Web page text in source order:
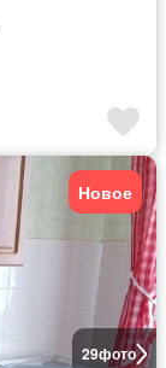
29фото
Новое